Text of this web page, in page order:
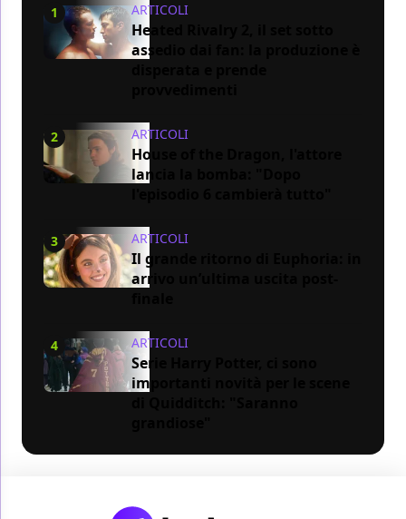
1 ARTICOLI
Heated Rivalry 2, il set sotto
assedio dai fan: la produzione è
2 ARTICOLI
House of the Dragon, l'attore
lancia la bomba: "Dopo
3 ARTICOLI
Il grande ritorno di Euphoria: in
arrivo un’ultima uscita post-
4 ARTICOLI
Serie Harry Potter, ci sono
importanti novità per le scene